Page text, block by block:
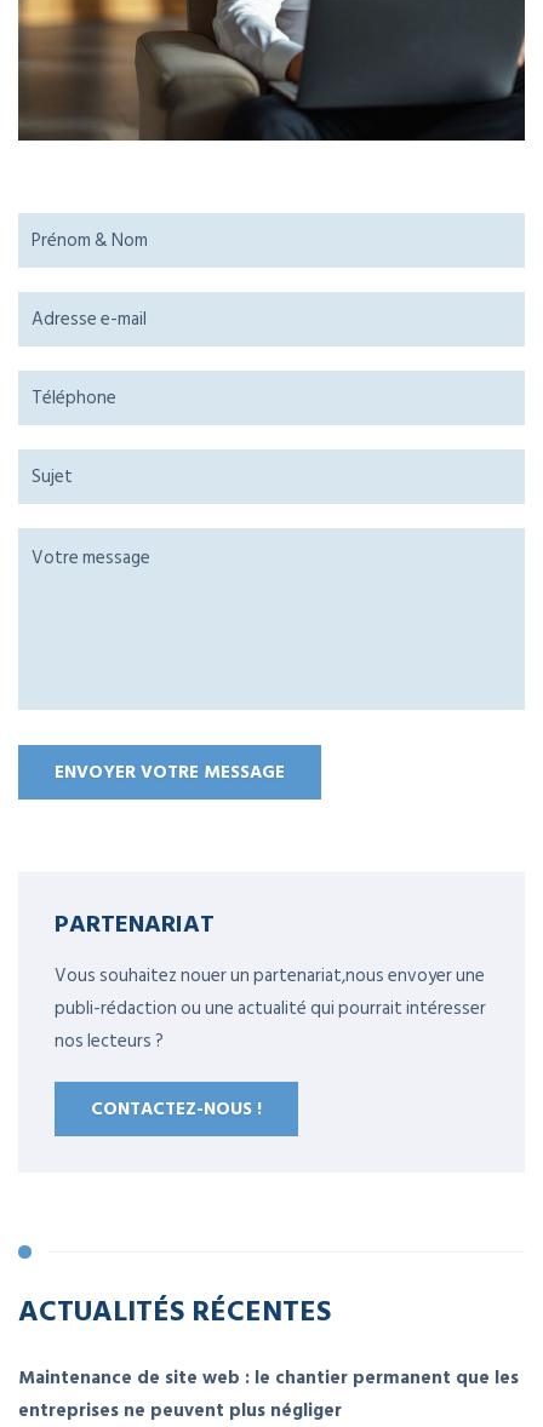
PARTENARIAT
Vous souhaitez nouer un partenariat,nous envoyer une
publi-rédaction ou une actualité qui pourrait intéresser
nos lecteurs ?
CONTACTEZ-NOUS !
ACTUALITÉS RÉCENTES
Maintenance de site web : le chantier permanent que les
entreprises ne peuvent plus négliger